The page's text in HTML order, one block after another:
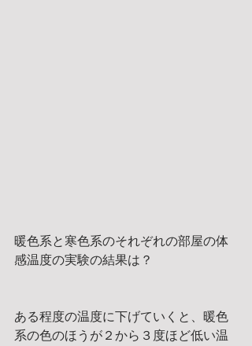
暖色系と寒色系のそれぞれの部屋の体
感温度の実験の結果は？
ある程度の温度に下げていくと、暖色
系の色のほうが２から３度ほ​ど低い温